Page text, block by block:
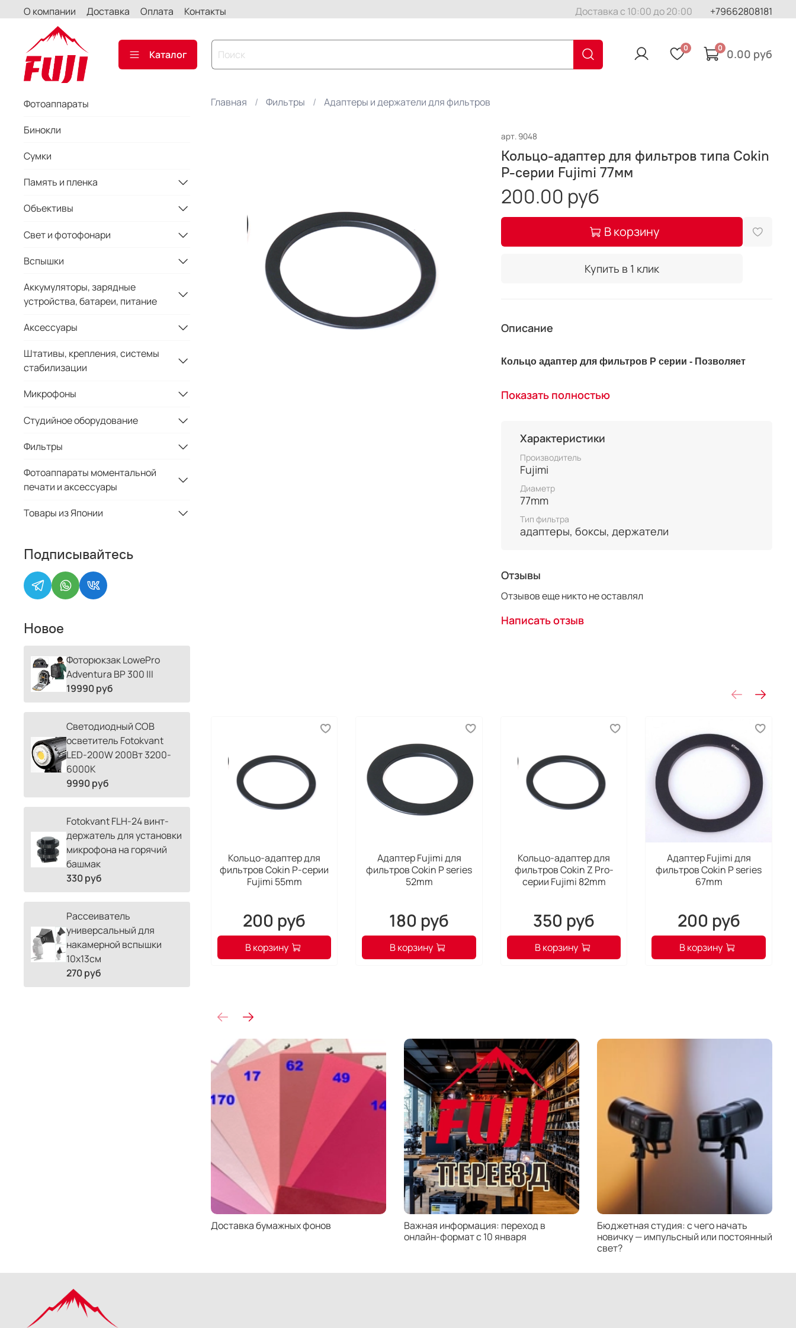
О компании Доставка Оплата Контакты Доставка с 10:00 до 20:00 +79662808181
Каталог
0 0 0.00 руб
Главная Фильтры Адаптеры и держатели для фильтров
арт. 9048
Кольцо-адаптер для фильтров типа Cokin
Р-серии Fujimi 77мм
200.00 руб
В корзину
Купить в 1 клик
Описание
Кольцо адаптер для фильтров P серии - Позволяет
монтаж держателя фильтров серии P к передний панели
Показать полностью
Характеристики
Производитель
Fujimi
Диаметр
77mm
Тип фильтра
адаптеры, боксы, держатели
Отзывы
Отзывов еще никто не оставлял
Написать отзыв
Кольцо-адаптер для
фильтров Cokin P-серии
Fujimi 55mm
200 руб
В корзину
Адаптер Fujimi для
фильтров Cokin Р series
52mm
180 руб
В корзину
Кольцо-адаптер для
фильтров Cokin Z Pro-
серии Fujimi 82mm
350 руб
В корзину
Адаптер Fujimi для
фильтров Cokin Р series
67mm
200 руб
В корзину
Доставка бумажных фонов
Важная информация: переход в
онлайн-формат с 10 января
Бюджетная студия: с чего начать
новичку — импульсный или постоянный
свет?
Фотоаппараты
Бинокли
Сумки
Память и пленка
Объективы
Свет и фотофонари
Вспышки
Аккумуляторы, зарядные
устройства, батареи, питание
Аксессуары
Штативы, крепления, системы
стабилизации
Микрофоны
Студийное оборудование
Фильтры
Фотоаппараты моментальной
печати и аксессуары
Товары из Японии
Подписывайтесь
Новое
Фоторюкзак LowePro
Adventura BP 300 III
19990 руб
Светодиодный COB
осветитель Fotokvant
LED-200W 200Вт 3200-
6000К
9990 руб
Fotokvant FLH-24 винт-
держатель для установки
микрофона на горячий
башмак
330 руб
Рассеиватель
универсальный для
накамерной вспышки
10х13см
270 руб